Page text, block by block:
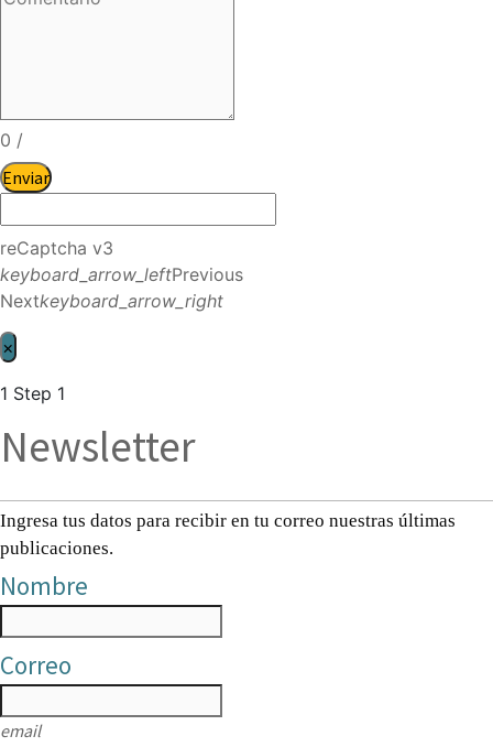
0 /
Enviar
reCaptcha v3
keyboard_arrow_leftPrevious
Nextkeyboard_arrow_right
×
1 Step 1
Newsletter
Ingresa tus datos para recibir en tu correo nuestras últimas
publicaciones.
Nombre
Correo
email